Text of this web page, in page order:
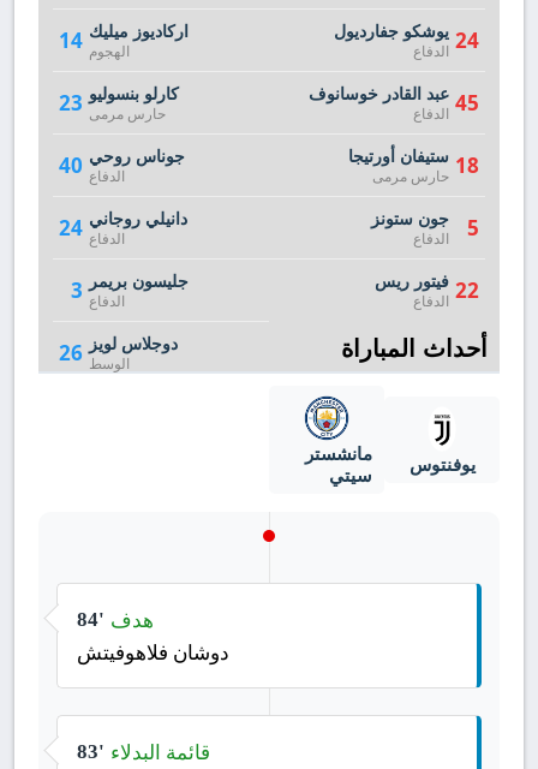
14 اركاديوز ميليك
الهجوم
23 كارلو بنسوليو
حارس مرمى
40 جوناس روحي
الدفاع
24 دانيلي روجاني
الدفاع
3 جليسون بريمر
الدفاع
26 دوجلاس لويز
الوسط
24 يوشكو جفارديول
الدفاع
45 عبد القادر خوسانوف
الدفاع
18 ستيفان أورتيجا
حارس مرمى
5 جون ستونز
الدفاع
22 فيتور ريس
الدفاع
أحداث المباراة
يوفنتوس
مانشستر
سيتي
84' هدف
دوشان فلاهوفيتش
83' قائمة البدلاء